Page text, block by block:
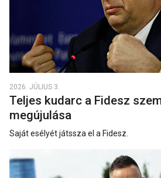
2026. JÚLIUS 3.
Teljes kudarc a Fidesz
megújulása
Saját esélyét játssza el a Fidesz.